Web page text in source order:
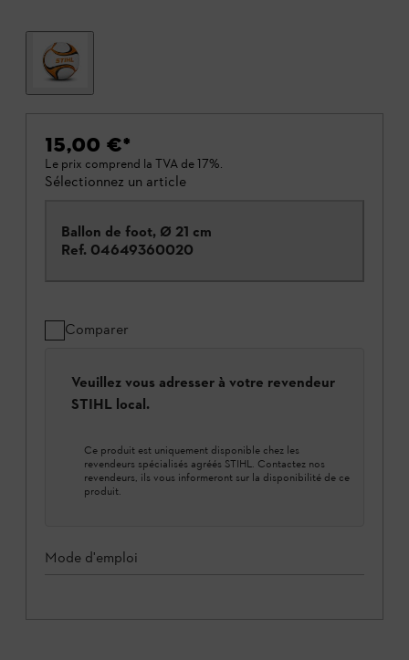
15,00 €*
Le prix comprend la TVA de 17%.
Sélectionnez un article
Ballon de foot, Ø 21 cm
Ref. 04649360020
Comparer
Veuillez vous adresser à votre revendeur
STIHL local.
Ce produit est uniquement disponible chez les
revendeurs spécialisés agréés STIHL. Contactez nos
revendeurs, ils vous informeront sur la disponibilité de ce
produit.
Mode d'emploi